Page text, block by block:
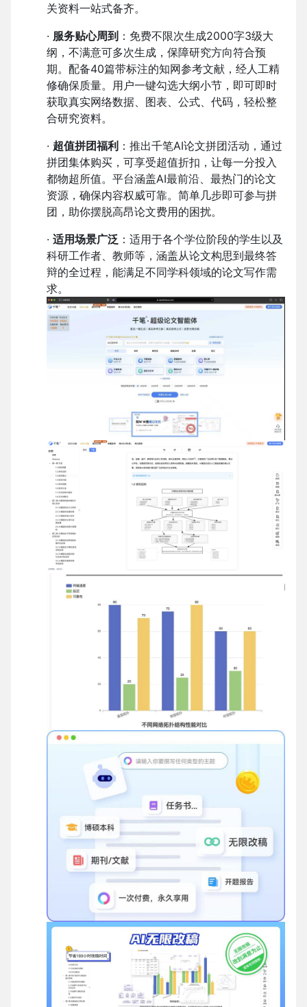
关资料一站式备齐。
· 服务贴心周到 ：免费不限次生成2000字3级大
纲，不满意可多次生成，保障研究方向符合预
期。配备40篇带标注的知网参考文献，经人工精
修确保质量。用户一键勾选大纲小节，即可即时
获取真实网络数据、图表、公式、代码，轻松整
合研究资料。
· 超值拼团福利 ：推出千笔AI论文拼团活动，通过
拼团集体购买，可享受超值折扣，让每一分投入
都物超所值。平台涵盖AI最前沿、最热门的论文
资源，确保内容权威可靠。简单几步即可参与拼
团，助你摆脱高昂论文费用的困扰。
· 适用场景广泛 ：适用于各个学位阶段的学生以及
科研工作者、教师等，涵盖从论文构思到最终答
辩的全过程，能满足不同学科领域的论文写作需
求。